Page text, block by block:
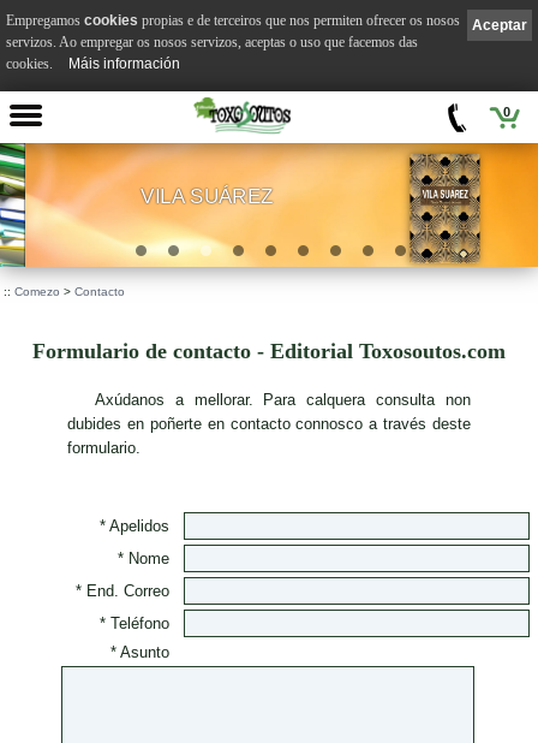
0
VILA SUÁREZ
:: Comezo > Contacto
Formulario de contacto - Editorial Toxosoutos.com
Axúdanos a mellorar. Para calquera consulta non
dubides en poñerte en contacto connosco a través deste
formulario.
* Apelidos
* Nome
* End. Correo
* Teléfono
* Asunto
Aceptar
Empregamos cookies propias e de terceiros que nos permiten ofrecer os nosos
servizos. Ao empregar os nosos servizos, aceptas o uso que facemos das
cookies.
Máis información